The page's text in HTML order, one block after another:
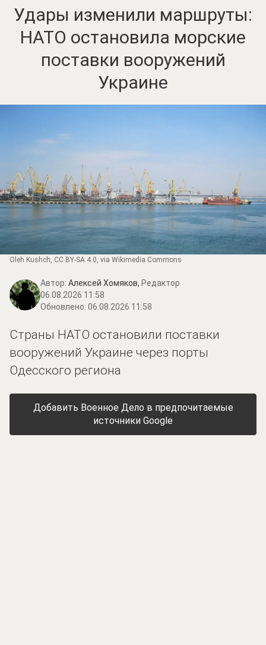
Удары изменили маршруты:
НАТО остановила морские
поставки вооружений
Украине
Oleh Kushch, CC BY-SA 4.0, via Wikimedia Commons
Автор: Алексей Хомяков, Редактор
06.08.2026 11:58
Обновлено: 06.08.2026 11:58
Страны НАТО остановили поставки
вооружений Украине через порты
Одесского региона
Добавить Военное Дело в предпочитаемые
источники Google